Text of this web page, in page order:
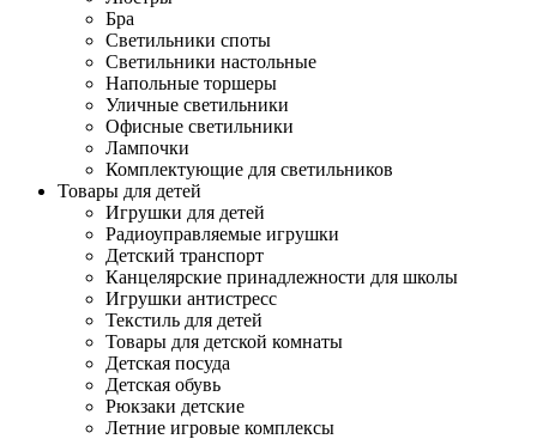
Бра
Светильники споты
Светильники настольные
Напольные торшеры
Уличные светильники
Офисные светильники
Лампочки
Комплектующие для светильников
Товары для детей
Игрушки для детей
Радиоуправляемые игрушки
Детский транспорт
Канцелярские принадлежности для школы
Игрушки антистресс
Текстиль для детей
Товары для детской комнаты
Детская посуда
Детская обувь
Рюкзаки детские
Летние игровые комплексы